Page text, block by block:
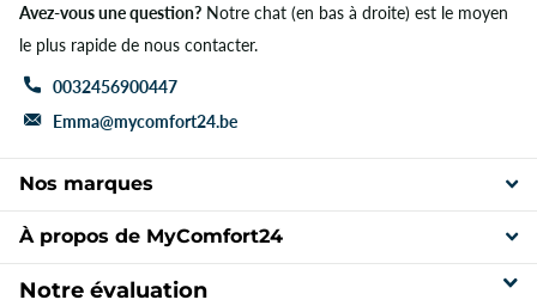
Avez-vous une question? Notre chat (en bas à droite) est le moyen
le plus rapide de nous contacter.
0032456900447
Emma@mycomfort24.be
Nos marques
À propos de MyComfort24
Notre évaluation